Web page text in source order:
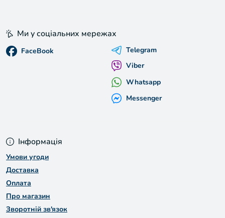
Інформація
Умови угоди
Доставка
Оплата
Про магазин
Зворотній зв'язок
Ми у соціальних мережах
FaceBook
Telegram
Viber
Whatsapp
Messenger